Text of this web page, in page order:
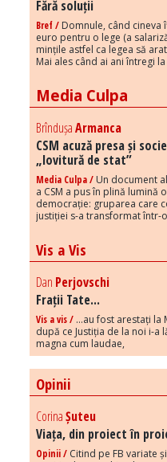
Fără soluții
Bref / Domnule, când cineva
euro pentru o lege (a
mințile astfel ca legea să
Mai ales când ai ani întregi
Media Culpa
BrîndușaArmanca
CSM acuză presa și
„lovitură de stat”
Media Culpa / Un document
a CSM a pus în plină lumină
democrație: gruparea care
justiției s-a transformat într-
Vis a Vis
Dan Perjovschi
Frații Tate...
Vis a vis / ...au fost arestați la
după ce Justiția de la noi i-a
magna cum laudae,
Opinii
CorinaȘuteu
Viața, din proiect în
Opinii / Citind pe FB variate